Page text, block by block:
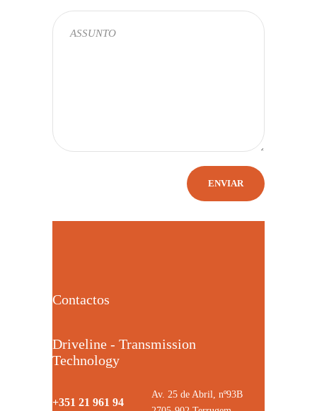
Contactos
Driveline - Transmission
Technology
+351 21 961 94
Av. 25 de Abril, nº93B